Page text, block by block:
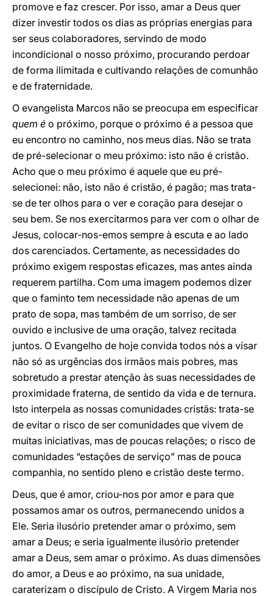
promove e faz crescer. Por isso, amar a Deus quer
dizer investir todos os dias as próprias energias para
ser seus colaboradores, servindo de modo
incondicional o nosso próximo, procurando perdoar
de forma ilimitada e cultivando relações de comunhão
e de fraternidade.
O evangelista Marcos não se preocupa em especificar
quem é o próximo, porque o próximo é a pessoa que
eu encontro no caminho, nos meus dias. Não se trata
de pré-selecionar o meu próximo: isto não é cristão.
Acho que o meu próximo é aquele que eu pré-
selecionei: não, isto não é cristão, é pagão; mas trata-
se de ter olhos para o ver e coração para desejar o
seu bem. Se nos exercitarmos para ver com o olhar de
Jesus, colocar-nos-emos sempre à escuta e ao lado
dos carenciados. Certamente, as necessidades do
próximo exigem respostas eficazes, mas antes ainda
requerem partilha. Com uma imagem podemos dizer
que o faminto tem necessidade não apenas de um
prato de sopa, mas também de um sorriso, de ser
ouvido e inclusive de uma oração, talvez recitada
juntos. O Evangelho de hoje convida todos nós a visar
não só as urgências dos irmãos mais pobres, mas
sobretudo a prestar atenção às suas necessidades de
proximidade fraterna, de sentido da vida e de ternura.
Isto interpela as nossas comunidades cristãs: trata-se
de evitar o risco de ser comunidades que vivem de
muitas iniciativas, mas de poucas relações; o risco de
comunidades “estações de serviço” mas de pouca
companhia, no sentido pleno e cristão deste termo.
Deus, que é amor, criou-nos por amor e para que
possamos amar os outros, permanecendo unidos a
Ele. Seria ilusório pretender amar o próximo, sem
amar a Deus; e seria igualmente ilusório pretender
amar a Deus, sem amar o próximo. As duas dimensões
do amor, a Deus e ao próximo, na sua unidade,
caraterizam o discípulo de Cristo. A Virgem Maria nos